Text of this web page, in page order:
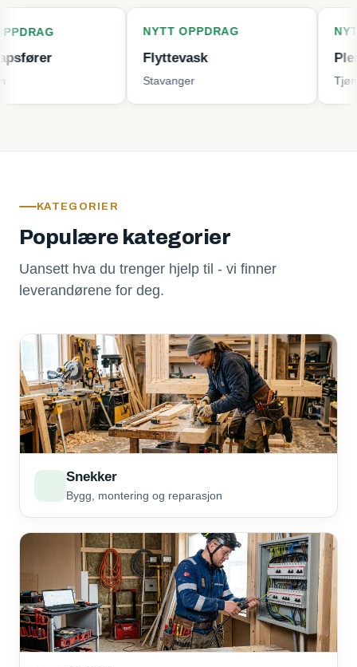
NYTT OPPDRAG
Flyttevask
NYTT
KATEGORIER
Populære kategorier
Uansett hva du trenger hjelp til - vi finner
leverandørene for deg.
Snekker
Bygg, montering og reparasjon